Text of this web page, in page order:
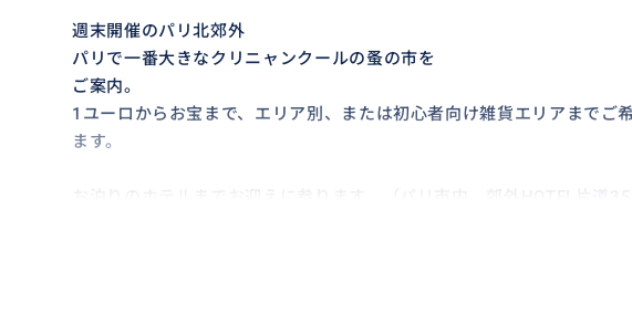
週末開催のパリ北郊外
パリで一番大きなクリニャンクールの蚤の市を
ご案内。
1ユーロからお宝まで、エリア別、または初心者向け雑貨エリアまでご
ます。